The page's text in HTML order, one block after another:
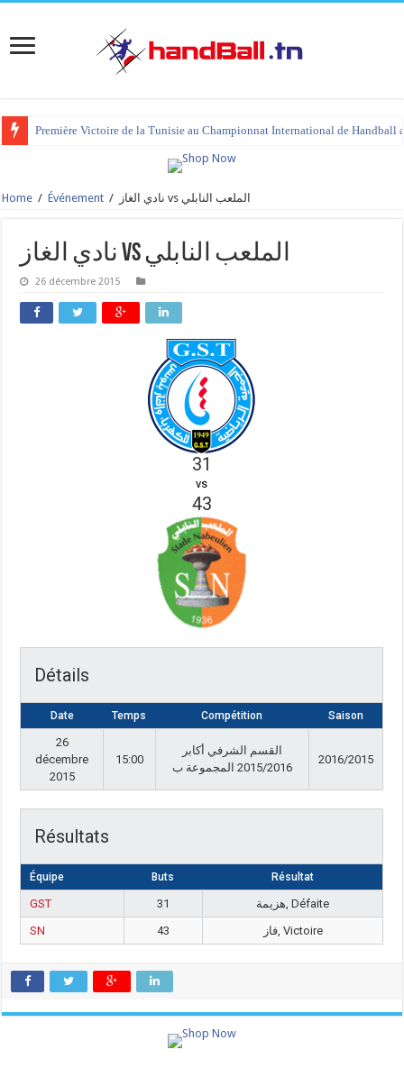
Première Victoire de la Tunisie au Championnat International de Handball
Home / Événement / نادي الغاز vs الملعب النابلي
نادي الغاز vs الملعب النابلي
26 décembre 2015
31
vs
43
Détails
Date Temps Compétition Saison
26
décembre
2015
15:00
القسم الشرفي أكابر
2015/2016 المجموعة ب
2016/2015
Résultats
Équipe Buts Résultat
GST 31
هزيمة, Défaite
SN
43 فاز, Victoire